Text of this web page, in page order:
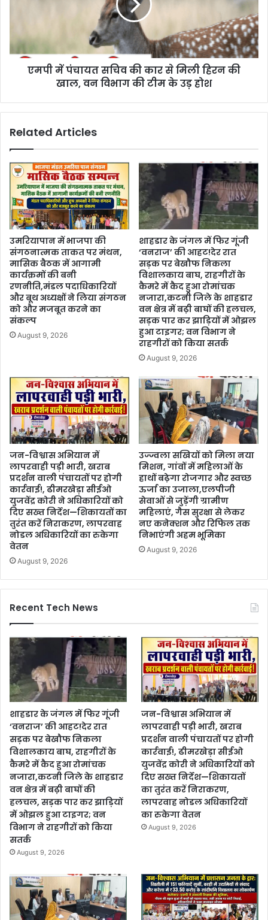
एमपी में पंचायत सचिव की कार से मिली हिरन की
खाल, वन विभाग की टीम के उड़ होश
Related Articles
उमरियापान में भाजपा की
संगठनात्मक ताकत पर मंथन,
मासिक बैठक में आगामी
कार्यक्रमों की बनी
रणनीति,मंडल पदाधिकारियों
और बूथ अध्यक्षों ने लिया संगठन
को और मजबूत करने का
संकल्प
August 9, 2026
शाहडार के जंगल में फिर गूंजी
‘वनराज’ की आहट!देर रात
सड़क पर बेखौफ निकला
विशालकाय बाघ, राहगीरों के
कैमरे में कैद हुआ रोमांचक
नजारा,कटनी जिले के शाहडार
वन क्षेत्र में बढ़ी बाघों की हलचल,
सड़क पार कर झाड़ियों में ओझल
हुआ टाइगर; वन विभाग ने
राहगीरों को किया सतर्क
August 9, 2026
जन-विश्वास अभियान में
लापरवाही पड़ी भारी, खराब
प्रदर्शन वाली पंचायतों पर होगी
कार्रवाई!, ढीमरखेड़ा सीईओ
युजवेंद्र कोरी ने अधिकारियों को
दिए सख्त निर्देश—शिकायतों का
तुरंत करें निराकरण, लापरवाह
नोडल अधिकारियों का रुकेगा
वेतन
August 9, 2026
उज्ज्वला सखियों को मिला नया
मिशन, गांवों में महिलाओं के
हाथों बढ़ेगा रोजगार और स्वच्छ
ऊर्जा का उजाला,एलपीजी
सेवाओं से जुड़ेंगी ग्रामीण
महिलाएं, गैस सुरक्षा से लेकर
नए कनेक्शन और रिफिल तक
निभाएंगी अहम भूमिका
August 9, 2026
Recent Tech News
शाहडार के जंगल में फिर गूंजी
‘वनराज’ की आहट!देर रात
सड़क पर बेखौफ निकला
विशालकाय बाघ, राहगीरों के
कैमरे में कैद हुआ रोमांचक
नजारा,कटनी जिले के शाहडार
वन क्षेत्र में बढ़ी बाघों की
हलचल, सड़क पार कर झाड़ियों
में ओझल हुआ टाइगर; वन
विभाग ने राहगीरों को किया
सतर्क
August 9, 2026
जन-विश्वास अभियान में
लापरवाही पड़ी भारी, खराब
प्रदर्शन वाली पंचायतों पर होगी
कार्रवाई!, ढीमरखेड़ा सीईओ
युजवेंद्र कोरी ने अधिकारियों को
दिए सख्त निर्देश—शिकायतों
का तुरंत करें निराकरण,
लापरवाह नोडल अधिकारियों
का रुकेगा वेतन
August 9, 2026